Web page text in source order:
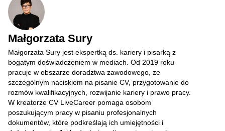
Małgorzata Sury
Małgorzata Sury jest ekspertką ds. kariery i pisarką z
bogatym doświadczeniem w mediach. Od 2019 roku
pracuje w obszarze doradztwa zawodowego, ze
szczególnym naciskiem na pisanie CV, przygotowanie do
rozmów kwalifikacyjnych, rozwijanie kariery i prawo pracy.
W kreatorze CV LiveCareer pomaga osobom
poszukującym pracy w pisaniu profesjonalnych
dokumentów, które podkreślają ich umiejętności i